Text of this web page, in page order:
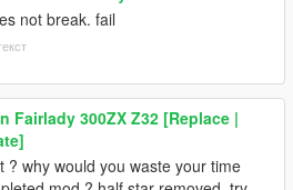
not break. fail
Fairlady 300ZX Z32 [Replace |
? why would you waste your time